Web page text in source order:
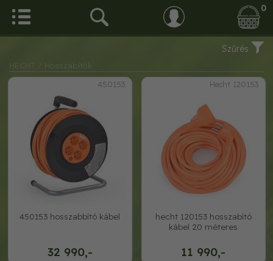
0
Szűrés
HECHT
/ Hosszabítók
450153
32 990,-
450153 hosszabbító kábel
Hecht 120153
11 990,-
hecht 120153 hosszabító
kábel 20 méteres